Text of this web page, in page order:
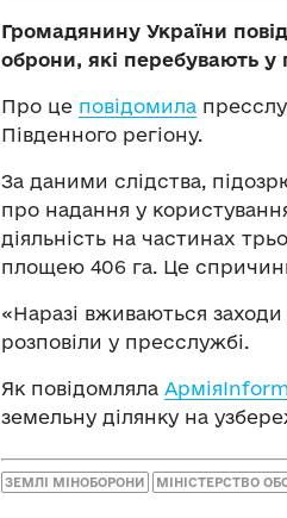
Громадянину України
оброни, які перебувають
Про це повідомила
Південного регіону.
За даними слідства,
про надання у
діяльність на частинах
площею 406 га. Це
«Наразі вживаються
розповіли у пресслужбі.
Як повідомляла АрміяInform
земельну ділянку на
ЗЕМЛІ МІНОБОРОНИ МІНІСТЕРСТВО